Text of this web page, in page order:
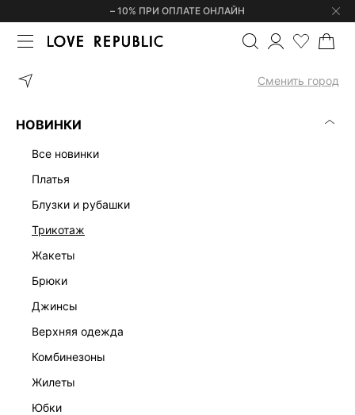
– 10% ПРИ ОПЛАТЕ ОНЛАЙН
Сменить город
НОВИНКИ
все новинки
платья
блузки и рубашки
трикотаж
жакеты
брюки
джинсы
верхняя одежда
комбинезоны
жилеты
юбки
ГЛАВНАЯ
ЛЕН БРЮЧНЫЕ